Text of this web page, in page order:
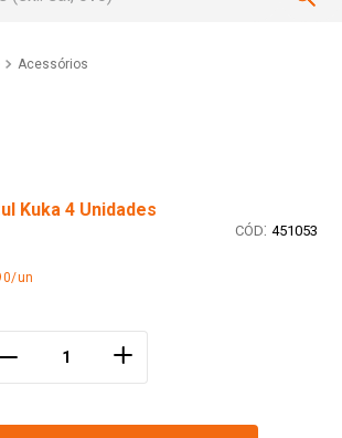
Acessórios
Kuka 4 Unidades
: 451053
un
＋